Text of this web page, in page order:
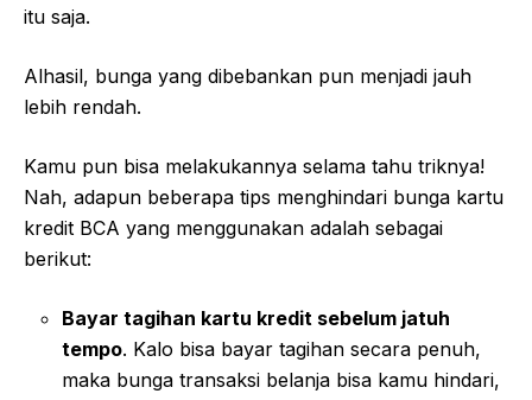
itu saja.
Alhasil, bunga yang dibebankan pun menjadi jauh
lebih rendah.
Kamu pun bisa melakukannya selama tahu triknya!
Nah, adapun beberapa tips menghindari bunga kartu
kredit BCA yang menggunakan adalah sebagai
berikut:
Bayar tagihan kartu kredit sebelum jatuh
tempo. Kalo bisa bayar tagihan secara penuh,
maka bunga transaksi belanja bisa kamu hindari,